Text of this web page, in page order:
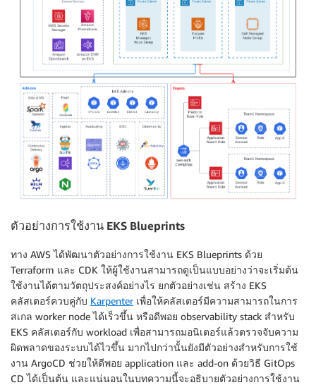
ตัวอย่างการใช้งาน EKS Blueprints
ทาง AWS ได้พัฒนาตัวอย่างการใช้งาน EKS Blueprints ด้วย
Terraform และ CDK ให้ผู้ใช้งานสามารถดูเป็นแบบอย่างว่าจะเริ่มต้น
ใช้งานได้ตามวัตถุประสงค์อย่างไร ยกตัวอย่างเช่น สร้าง EKS
คลัสเตอร์ควบคู่กับ Karpenterเพื่อให้คลัสเตอร์มีความสามารถในการ
สเกล worker node ได้เร็วขึ้น หรือดีพอย observability stack สำหรับ
EKS คลัสเตอร์กับ workload เพื่อสามารถมอนิเตอร์แล้วตรวจจับความ
ผิดพลาดของระบบได้ไวขึ้น มากไปกว่านั้นยังมีตัวอย่างสำหรับการใช้
งาน ArgoCD ช่วยให้ดีพอย application และ add-on ด้วยวิธี GitOps
CD ได้เป็นต้น และแน่นอนในบทความนี้จะอธิบายตัวอย่างการใช้งาน